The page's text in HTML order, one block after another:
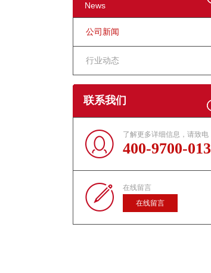
News
公司新闻
行业动态
联系我们
了解更多详细信息，请致电
400-9700-013
在线留言
在线留言